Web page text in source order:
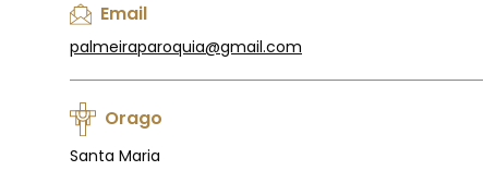
Email
palmeiraparoquia@gmail.com
Orago
Santa Maria